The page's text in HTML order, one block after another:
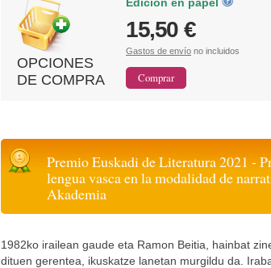
OPCIONES
DE COMPRA
Edición en papel
15,50 €
Gastos de envío no incluidos
Premio Euskadi de Literatura 2021 -
lengua vasca en la modalidad de
Akademia
1982ko irailean gaude eta Ramon Beitia, hainbat
dituen gerentea, ikuskatze lanetan murgildu da.